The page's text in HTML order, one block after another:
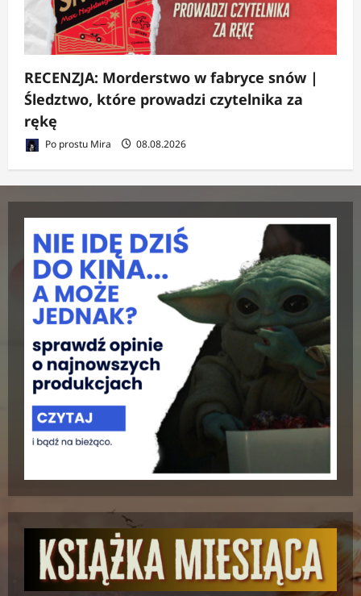
RECENZJA: Morderstwo w fabryce snów |
Śledztwo, które prowadzi czytelnika za
rękę
Po prostu Mira 08.08.2026